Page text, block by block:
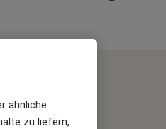
ähnliche
zu liefern,